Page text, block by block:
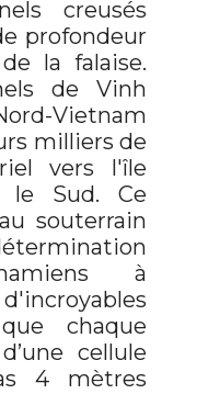
creusés
profondeur
la falaise.
de Vinh
Vietnam
milliers de
vers l'île
le Sud. Ce
souterrain
à
chaque
cellule
4 mètres